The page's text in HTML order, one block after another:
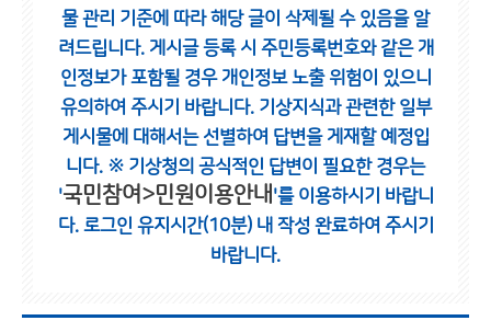
물 관리 기준에 따라 해당 글이 삭제될 수 있음을 알
려드립니다. 게시글 등록 시 주민등록번호와 같은 개
인정보가 포함될 경우 개인정보 노출 위험이 있으니
유의하여 주시기 바랍니다. 기상지식과 관련한 일부
게시물에 대해서는 선별하여 답변을 게재할 예정입
니다. ※ 기상청의 공식적인 답변이 필요한 경우는
'국민참여>민원이용안내 '를 이용하시기 바랍니
다. 로그인 유지시간(10분) 내 작성 완료하여 주시기
바랍니다.